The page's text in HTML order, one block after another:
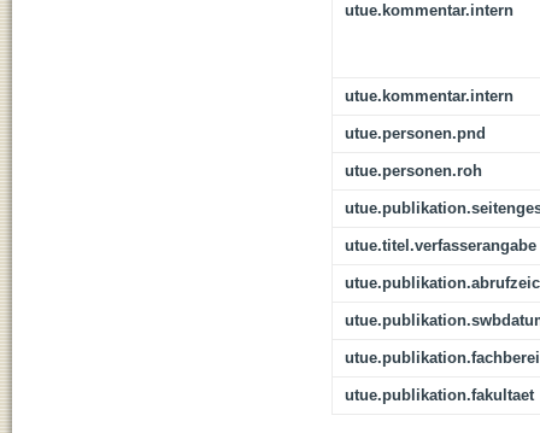
utue.kommentar.intern
utue.kommentar.intern
utue.personen.pnd
utue.personen.roh
utue.titel.verfasserangabe
utue.publikation.fakultaet